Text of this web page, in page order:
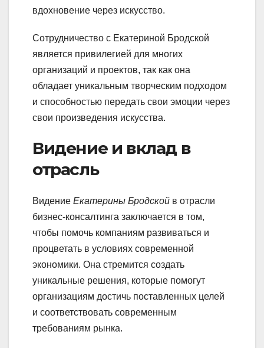
вдохновение через искусство.
Сотрудничество с Екатериной Бродской
является привилегией для многих
организаций и проектов, так как она
обладает уникальным творческим подходом
и способностью передать свои эмоции через
свои произведения искусства.
Видение и вклад в
отрасль
Видение Екатерины Бродской в отрасли
бизнес-консалтинга заключается в том,
чтобы помочь компаниям развиваться и
процветать в условиях современной
экономики. Она стремится создать
уникальные решения, которые помогут
организациям достичь поставленных целей
и соответствовать современным
требованиям рынка.